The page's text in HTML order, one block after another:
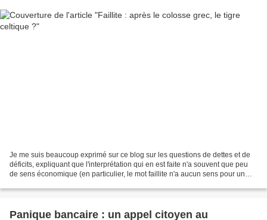
Je me suis beaucoup exprimé sur ce blog sur les questions de dettes et de
déficits, expliquant que l'interprétation qui en est faite n'a souvent que peu
de sens économique (en particulier, le mot faillite n'a aucun sens pour un
Panique bancaire : un appel citoyen au